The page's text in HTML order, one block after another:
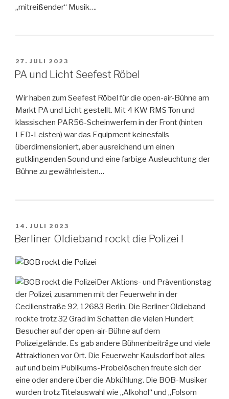
„mitreißender“ Musik….
VERÖFFENTLICHT
AM
27. JULI 2023
PA und Licht Seefest Röbel
Wir haben zum Seefest Röbel für die open-air-Bühne am
Markt PA und Licht gestellt. Mit 4 KW RMS Ton und
klassischen PAR56-Scheinwerfern in der Front (hinten
LED-Leisten) war das Equipment keinesfalls
überdimensioniert, aber ausreichend um einen
gutklingenden Sound und eine farbige Ausleuchtung der
Bühne zu gewährleisten…
VERÖFFENTLICHT
AM
14. JULI 2023
Berliner Oldieband rockt die Polizei !
Der Aktions- und Präventionstag
der Polizei, zusammen mit der Feuerwehr in der
Cecilienstraße 92, 12683 Berlin. Die Berliner Oldieband
rockte trotz 32 Grad im Schatten die vielen Hundert
Besucher auf der open-air-Bühne auf dem
Polizeigelände. Es gab andere Bühnenbeiträge und viele
Attraktionen vor Ort. Die Feuerwehr Kaulsdorf bot alles
auf und beim Publikums-Probelöschen freute sich der
eine oder andere über die Abkühlung. Die BOB-Musiker
wurden trotz Titelauswahl wie „Alkohol“ und „Folsom